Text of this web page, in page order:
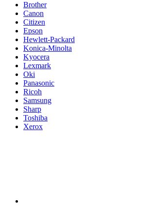
Brother
Canon
Citizen
Epson
Hewlett-Packard
Konica-Minolta
Kyocera
Lexmark
Oki
Panasonic
Ricoh
Samsung
Sharp
Toshiba
Xerox